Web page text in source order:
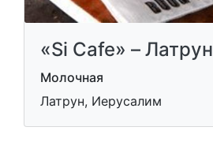
«Si Cafe» – Латрун
Молочная
Латрун, Иерусалим